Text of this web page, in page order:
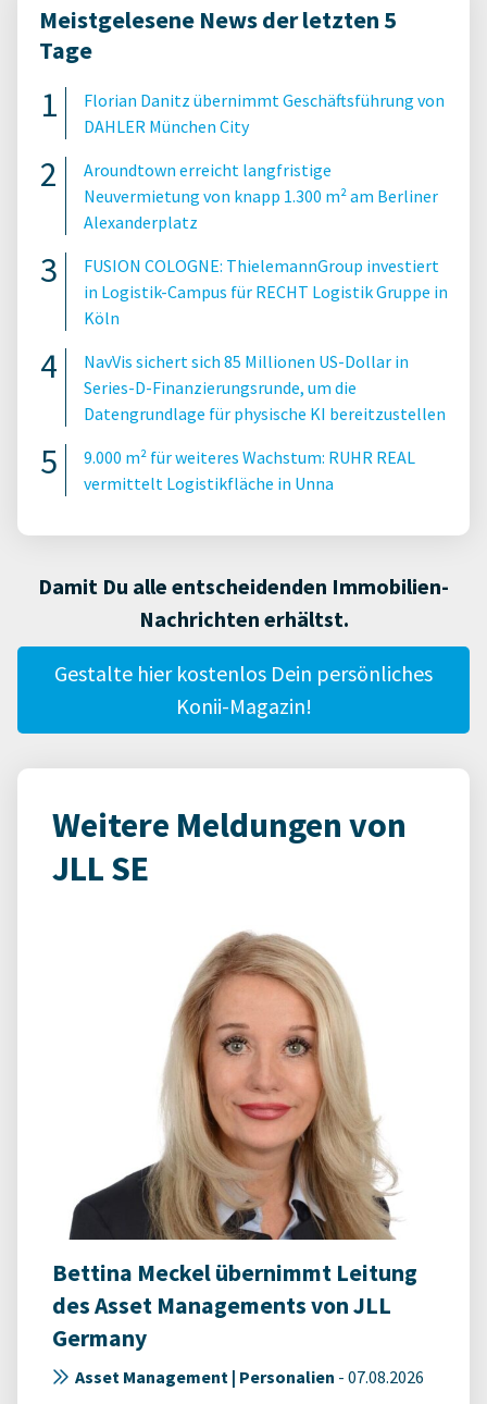
Meistgelesene News der letzten 5
Tage
Florian Danitz übernimmt Geschäftsführung von
DAHLER München City
Aroundtown erreicht langfristige
Neuvermietung von knapp 1.300 m² am Berliner
Alexanderplatz
FUSION COLOGNE: ThielemannGroup investiert
in Logistik-Campus für RECHT Logistik Gruppe in
Köln
NavVis sichert sich 85 Millionen US-Dollar in
Series-D-Finanzierungsrunde, um die
Datengrundlage für physische KI bereitzustellen
9.000 m² für weiteres Wachstum: RUHR REAL
vermittelt Logistikfläche in Unna
Damit Du alle entscheidenden Immobilien-
Nachrichten erhältst.
Gestalte hier kostenlos Dein persönliches
Konii-Magazin!
Weitere Meldungen von
JLL SE
Bettina Meckel übernimmt Leitung
des Asset Managements von JLL
Germany
Asset Management | Personalien - 07.08.2026